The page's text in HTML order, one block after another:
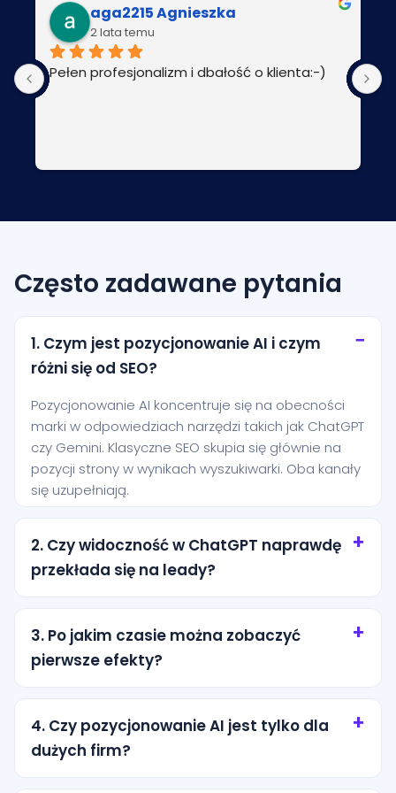
aga2215 Agnieszka
2 lata temu
Pełen profesjonalizm i dbałość o klienta:-)
Często zadawane pytania
1. Czym jest pozycjonowanie AI i czym
różni się od SEO?
Pozycjonowanie AI koncentruje się na obecności
marki w odpowiedziach narzędzi takich jak ChatGPT
czy Gemini. Klasyczne SEO skupia się głównie na
pozycji strony w wynikach wyszukiwarki. Oba kanały
się uzupełniają.
2. Czy widoczność w ChatGPT naprawdę
przekłada się na leady?
Tak, szczególnie przy zapytaniach o wysokiej
intencji. Użytkownik często pyta AI o rekomendację
konkretnej usługi i jest bliżej decyzji niż osoba, która
dopiero przegląda ogólne wyniki wyszukiwania.
3. Po jakim czasie można zobaczyć
pierwsze efekty?
Pierwsze efekty zwykle pojawiają się po kilku
tygodniach od wdrożenia podstaw. Trwalsze
rezultaty wymagają regularnej pracy nad treścią,
strukturą i autorytetem marki.
4. Czy pozycjonowanie AI jest tylko dla
dużych firm?
Nie. Dla lokalnych firm z miasta Sulejów to często